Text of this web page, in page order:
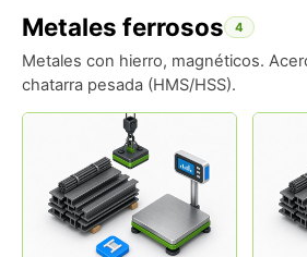
Metales ferrosos 4
Metales con hierro, magnéticos.
chatarra pesada (HMS/HSS).